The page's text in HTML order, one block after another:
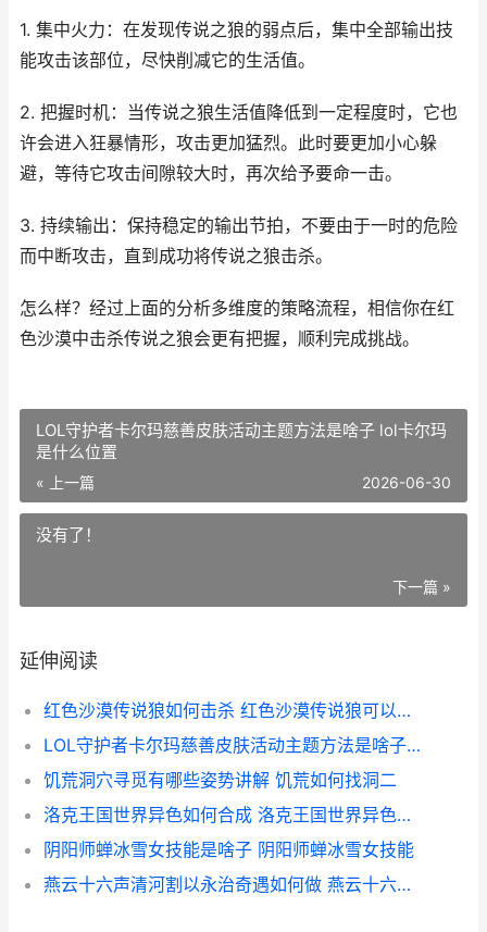
1. 集中火力：在发现传说之狼的弱点后，集中全部输出技
能攻击该部位，尽快削减它的生活值。
2. 把握时机：当传说之狼生活值降低到一定程度时，它也
许会进入狂暴情形，攻击更加猛烈。此时要更加小心躲
避，等待它攻击间隙较大时，再次给予要命一击。
3. 持续输出：保持稳定的输出节拍，不要由于一时的危险
而中断攻击，直到成功将传说之狼击杀。
怎么样？经过上面的分析多维度的策略流程，相信你在红
色沙漠中击杀传说之狼会更有把握，顺利完成挑战。
LOL守护者卡尔玛慈善皮肤活动主题方法是啥子 lol卡尔玛
是什么位置
« 上一篇 2026-06-30
没有了！
下一篇 »
延伸阅读
红色沙漠传说狼如何击杀 红色沙漠传说狼可以骑吗
LOL守护者卡尔玛慈善皮肤活动主题方法是啥子 lol卡尔玛是什么位置
饥荒洞穴寻觅有哪些姿势讲解 饥荒如何找洞二
洛克王国世界异色如何合成 洛克王国世界异色孵蛋
阴阳师蝉冰雪女技能是啥子 阴阳师蝉冰雪女技能
燕云十六声清河割以永治奇遇如何做 燕云十六声清河是现实哪里